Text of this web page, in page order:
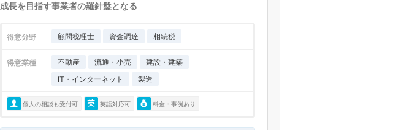
成長を目指す事業者の羅針盤となる
得意分野 顧問税理士 資金調達 相続税
得意業種 不動産 流通・小売
建設・建築
IT・インターネット
製造
個人の相談も受付可 英語対応可 料金・事例あり